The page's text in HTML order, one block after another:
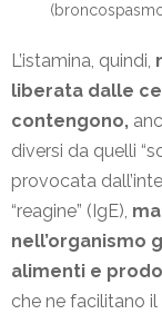
L’istamina, quindi,
liberata dalle
contengono,
diversi da quelli
provocata
“reagine” (IgE),
nell’organismo
alimenti e
che ne facilitano